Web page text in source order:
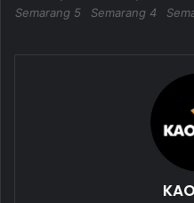
Semarang 5
Semarang 4